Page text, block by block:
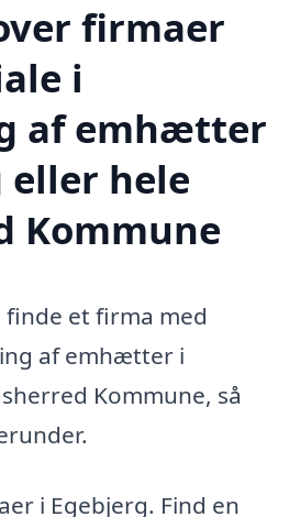
firmaer
i
af emhætter
eller hele
Kommune
et firma med
af emhætter i
Kommune, så
i Egebjerg. Find en